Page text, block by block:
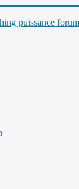
puissance